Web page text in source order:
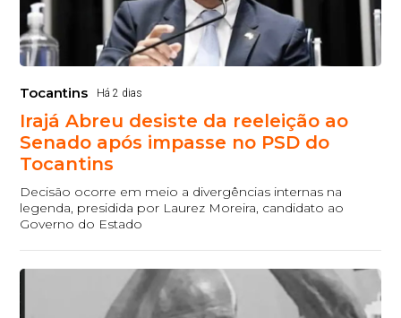
Tocantins Há 2 dias
Irajá Abreu desiste da reeleição ao
Senado após impasse no PSD do
Tocantins
Decisão ocorre em meio a divergências internas na
legenda, presidida por Laurez Moreira, candidato ao
Governo do Estado